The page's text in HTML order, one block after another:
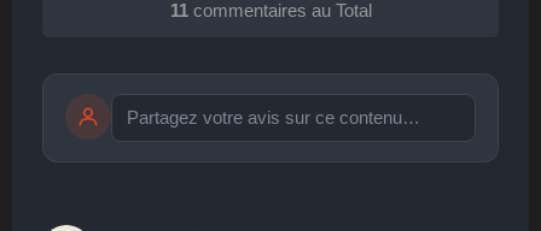
11commentaires au Total
publication immédiate Publier